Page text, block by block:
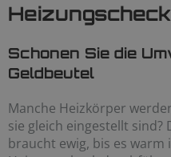
Heizungscheck
Schonen Sie die
Geldbeutel
Manche Heizkörper
sie gleich eingestellt sind?
braucht ewig, bis es warm